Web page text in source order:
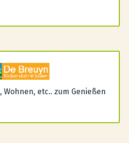
Wohnen, etc.. zum Genießen